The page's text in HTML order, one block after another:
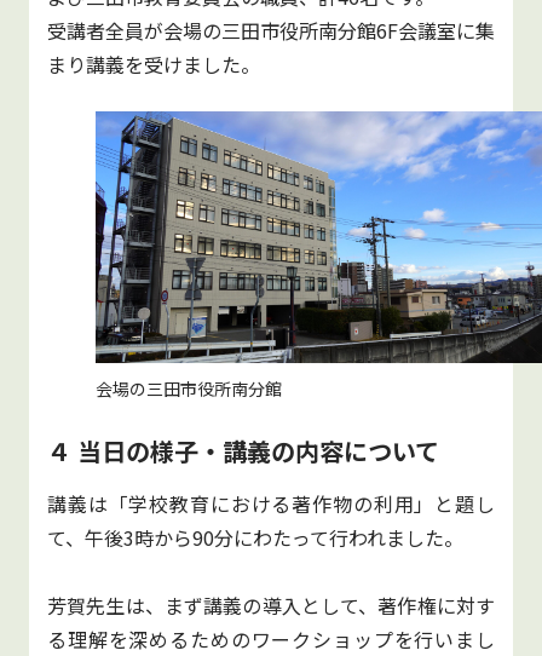
受講者全員が会場の三田市役所南分館6F会議室に集
まり講義を受けました。
会場の三田市役所南分館
４ 当日の様子・講義の内容について
講義は「学校教育における著作物の利用」と題し
て、午後3時から90分にわたって行われました。
芳賀先生は、まず講義の導入として、著作権に対す
る理解を深めるためのワークショップを行いまし